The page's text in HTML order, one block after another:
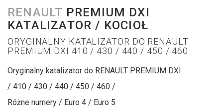
RENAULT PREMIUM DXI
KATALIZATOR / KOCIOŁ
ORYGINALNY KATALIZATOR DO RENAULT
PREMIUM DXI 410 / 430 / 440 / 450 / 460
Oryginalny katalizator do RENAULT PREMIUM DXI
/ 410 / 430 / 440 / 450 / 460 /
Różne numery / Euro 4 / Euro 5